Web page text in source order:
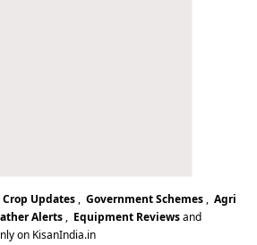
Crop Updates , Government Schemes , Agri
Alerts , Equipment Reviewsand
on KisanIndia.in